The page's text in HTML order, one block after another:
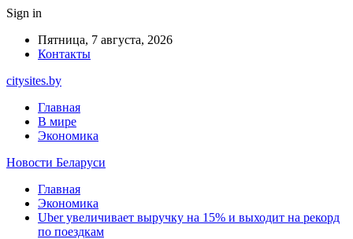
Sign in
Пятница, 7 августа, 2026
Контакты
citysites.by
Главная
В мире
Экономика
Новости Беларуси
Главная
Экономика
Uber увеличивает выручку на 15% и выходит на рекорд
по поездкам